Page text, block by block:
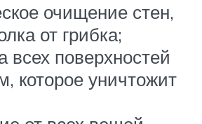
очищение стен,
от грибка;
всех поверхностей
которое уничтожит